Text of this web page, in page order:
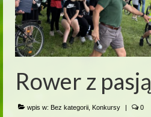
Rower z pasją
wpis w: Bez kategorii Konkursy | 0